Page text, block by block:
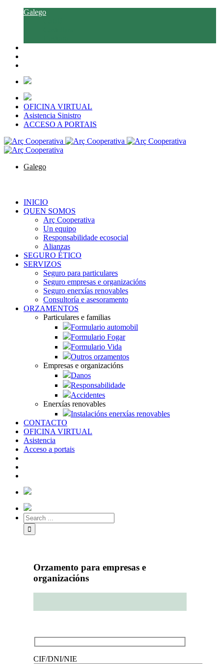
Galego
OFICINA VIRTUAL
Asistencia Sinistro
ACCESO A PORTAIS
Galego
INICIO
QUEN SOMOS
Arç Cooperativa
Un equipo
Responsabilidade ecosocial
Alianzas
SEGURO ÉTICO
SERVIZOS
Seguro para particulares
Seguro empresas e organizacións
Seguro enerxías renovables
Consultoría e asesoramento
ORZAMENTOS
Particulares e familias
Formulario automobil
Formulario Fogar
Formulario Vida
Outros orzamentos
Empresas e organizacións
Danos
Responsabilidade
Accidentes
Enerxías renovables
Instalacións enerxías renovables
CONTACTO
OFICINA VIRTUAL
Asistencia
Acceso a portais
Orzamento para empresas e
organizacións
CIF/DNI/NIE